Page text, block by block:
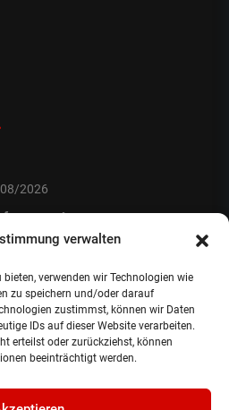
verwalten
verwenden wir Technologien wie
zu speichern und/oder darauf
zustimmst, können wir Daten
IDs auf dieser Website verarbeiten.
erteilst oder zurückziehst, können
beeinträchtigt werden.
2026
:-)
2026
Übergabe